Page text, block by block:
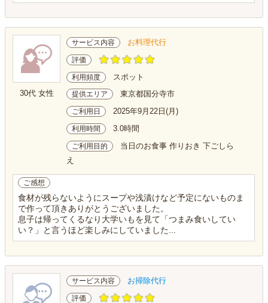
30代 女性
サービス内容 お料理代行
評価
利用頻度 スポット
提供エリア 東京都国分寺市
ご利用日 2025年9月22日(月)
利用時間 3.0時間
ご利用目的
当日のお食事 作りおき 下ごしら
え
ご感想
食材が残らないようにスープや浅漬けなど予定にないものま
で作って頂きありがとうございました。
息子は帰ってくるなり大学いもを見て「つまみ食いしてい
い？」と言うほど楽しみにしていました...
サービス内容 お掃除代行
評価